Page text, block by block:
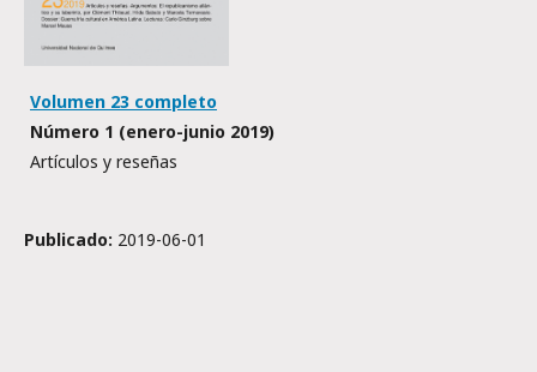
Volumen 23 completo
Número 1 (enero-junio 2019)
Artículos y reseñas
Publicado: 2019-06-01